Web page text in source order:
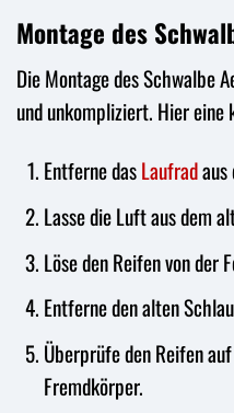
Montage des
Die Montage des Schwalbe
und unkompliziert. Hier eine
Entferne dasLaufradaus
Lasse die Luft aus dem
Löse den Reifen von der
Entferne den alten
Überprüfe den Reifen
Fremdkörper.